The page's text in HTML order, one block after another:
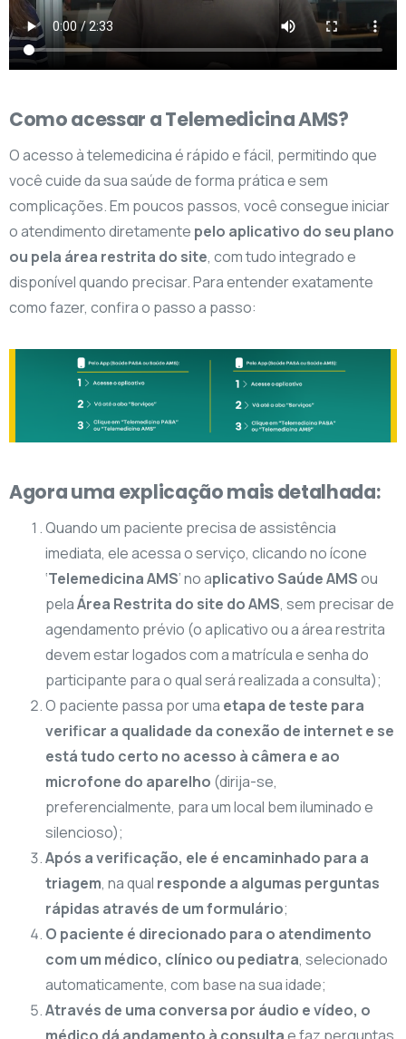
Como acessar a Telemedicina AMS?
O acesso à telemedicina é rápido e fácil, permitindo que
você cuide da sua saúde de forma prática e sem
complicações. Em poucos passos, você consegue iniciar
o atendimento diretamente pelo aplicativo do seu plano
ou pela área restrita do site, com tudo integrado e
disponível quando precisar. Para entender exatamente
como fazer, confira o passo a passo:
Agora uma explicação mais detalhada:
Quando um paciente precisa de assistência
imediata, ele acessa o serviço, clicando no ícone
‘Telemedicina AMS’ no aplicativo Saúde AMSou
pelaÁrea Restrita do site do AMS, sem precisar de
agendamento prévio (o aplicativo ou a área restrita
devem estar logados com a matrícula e senha do
participante para o qual será realizada a consulta);
O paciente passa por uma etapa de teste para
verificar a qualidade da conexão de internet e se
está tudo certo no acesso à câmera e ao
microfone do aparelho (dirija-se,
preferencialmente, para um local bem iluminado e
silencioso);
Após a verificação, ele é encaminhado para a
triagem, na qual responde a algumas perguntas
rápidas através de um formulário;
O paciente é direcionado para o atendimento
com um médico, clínico ou pediatra, selecionado
automaticamente, com base na sua idade;
Através de uma conversa por áudio e vídeo, o